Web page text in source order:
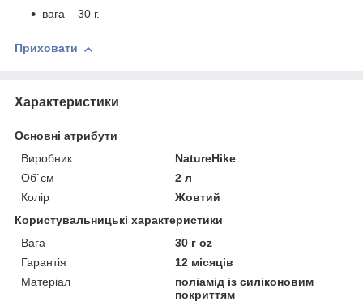
вага – 30 г.
Приховати
Характеристики
Основні атрибути
Виробник
NatureHike
Об`єм
2 л
Колір
Жовтий
Користувальницькі характеристики
Вага
30 г oz
Гарантія
12 місяців
Матеріал
поліамід із силіконовим
покриттям